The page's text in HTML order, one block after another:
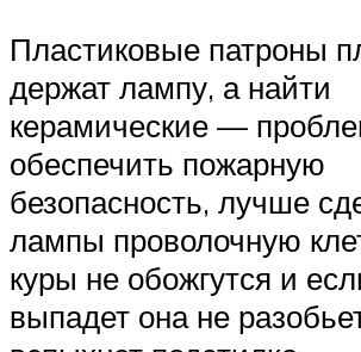
Пластиковые патроны
держат лампу, а найти
керамические —
обеспечить пожарную
безопасность, лучше
лампы проволочную
куры не обожгутся и
выпадет она не